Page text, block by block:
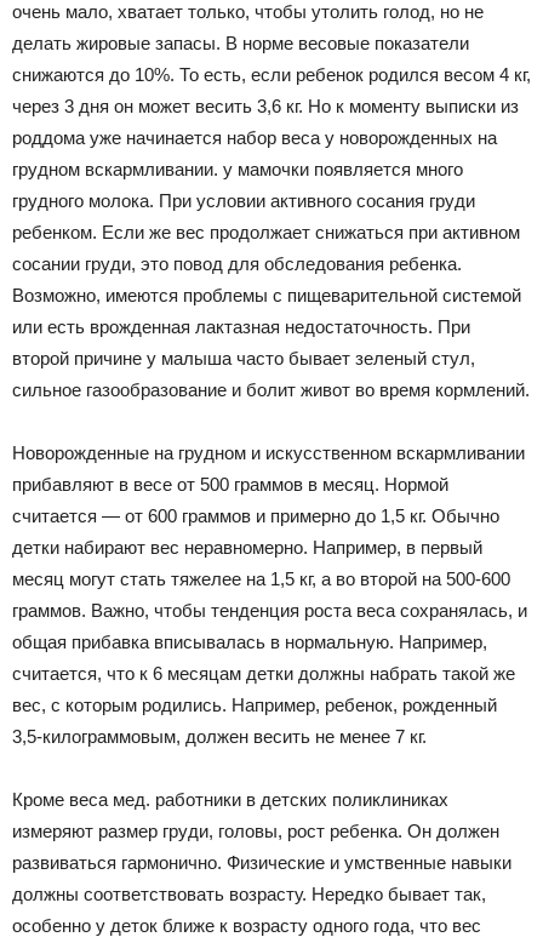
очень мало, хватает только, чтобы утолить голод, но не
делать жировые запасы. В норме весовые показатели
снижаются до 10%. То есть, если ребенок родился весом 4 кг,
через 3 дня он может весить 3,6 кг. Но к моменту выписки из
роддома уже начинается набор веса у новорожденных на
грудном вскармливании. у мамочки появляется много
грудного молока. При условии активного сосания груди
ребенком. Если же вес продолжает снижаться при активном
сосании груди, это повод для обследования ребенка.
Возможно, имеются проблемы с пищеварительной системой
или есть врожденная лактазная недостаточность. При
второй причине у малыша часто бывает зеленый стул,
сильное газообразование и болит живот во время кормлений.
Новорожденные на грудном и искусственном вскармливании
прибавляют в весе от 500 граммов в месяц. Нормой
считается — от 600 граммов и примерно до 1,5 кг. Обычно
детки набирают вес неравномерно. Например, в первый
месяц могут стать тяжелее на 1,5 кг, а во второй на 500-600
граммов. Важно, чтобы тенденция роста веса сохранялась, и
общая прибавка вписывалась в нормальную. Например,
считается, что к 6 месяцам детки должны набрать такой же
вес, с которым родились. Например, ребенок, рожденный
3,5-килограммовым, должен весить не менее 7 кг.
Кроме веса мед. работники в детских поликлиниках
измеряют размер груди, головы, рост ребенка. Он должен
развиваться гармонично. Физические и умственные навыки
должны соответствовать возрасту. Нередко бывает так,
особенно у деток ближе к возрасту одного года, что вес